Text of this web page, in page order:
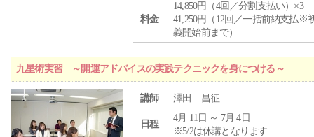
料金
14,850円（4回／分割支払い）×3
41,250円（12回／一括前納支払※
義開始前まで）
九星術実習 ～開運アドバイスの実践テクニックを身につける～
講師 澤田 昌征
日程
4月 11日 ～ 7月 4日
※5/2は休講となります